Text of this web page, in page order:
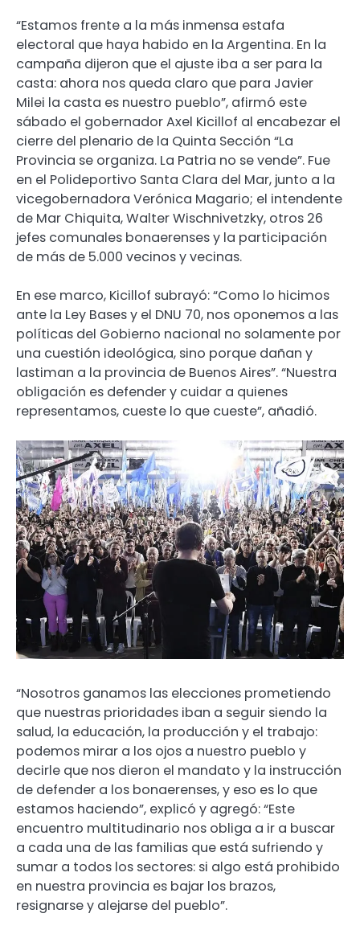
“Estamos frente a la más inmensa estafa
electoral que haya habido en la Argentina. En la
campaña dijeron que el ajuste iba a ser para la
casta: ahora nos queda claro que para Javier
Milei la casta es nuestro pueblo”, afirmó este
sábado el gobernador Axel Kicillof al encabezar el
cierre del plenario de la Quinta Sección “La
Provincia se organiza. La Patria no se vende”. Fue
en el Polideportivo Santa Clara del Mar, junto a la
vicegobernadora Verónica Magario; el intendente
de Mar Chiquita, Walter Wischnivetzky, otros 26
jefes comunales bonaerenses y la participación
de más de 5.000 vecinos y vecinas.
En ese marco, Kicillof subrayó: “Como lo hicimos
ante la Ley Bases y el DNU 70, nos oponemos a las
políticas del Gobierno nacional no solamente por
una cuestión ideológica, sino porque dañan y
lastiman a la provincia de Buenos Aires”. “Nuestra
obligación es defender y cuidar a quienes
representamos, cueste lo que cueste”, añadió.
“Nosotros ganamos las elecciones prometiendo
que nuestras prioridades iban a seguir siendo la
salud, la educación, la producción y el trabajo:
podemos mirar a los ojos a nuestro pueblo y
decirle que nos dieron el mandato y la instrucción
de defender a los bonaerenses, y eso es lo que
estamos haciendo”, explicó y agregó: “Este
encuentro multitudinario nos obliga a ir a buscar
a cada una de las familias que está sufriendo y
sumar a todos los sectores: si algo está prohibido
en nuestra provincia es bajar los brazos,
resignarse y alejarse del pueblo”.